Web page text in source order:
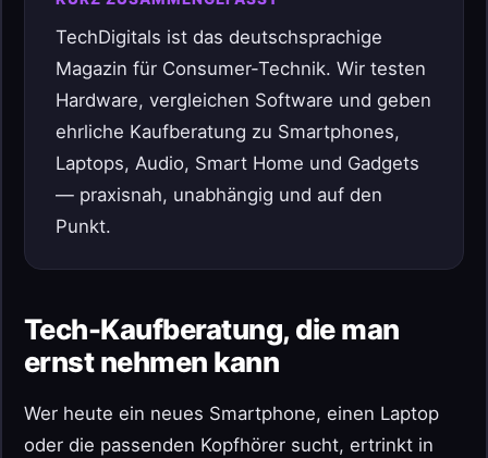
TechDigitals ist das deutschsprachige
Magazin für Consumer-Technik. Wir testen
Hardware, vergleichen Software und geben
ehrliche Kaufberatung zu Smartphones,
Laptops, Audio, Smart Home und Gadgets
— praxisnah, unabhängig und auf den
Punkt.
Tech-Kaufberatung, die man
ernst nehmen kann
Wer heute ein neues Smartphone, einen Laptop
oder die passenden Kopfhörer sucht, ertrinkt in